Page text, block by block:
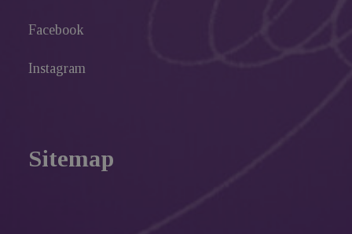
Facebook
Instagram
Sitemap